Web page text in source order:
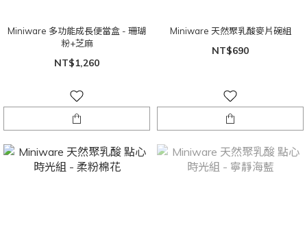
Miniware 多功能成長便當盒 - 珊瑚
粉+芝麻
NT$1,260
Miniware 天然聚乳酸麥片碗組
NT$690